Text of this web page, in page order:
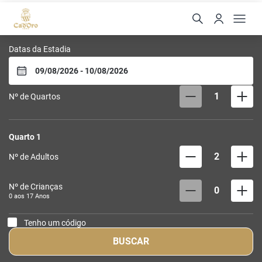
Hotel Cadoro São Paulo
Datas da Estadia
Nº de Quartos 1
Quarto 1
Nº de Adultos 2
Nº de Crianças
0 aos 17 Anos 0
Tenho um código
BUSCAR